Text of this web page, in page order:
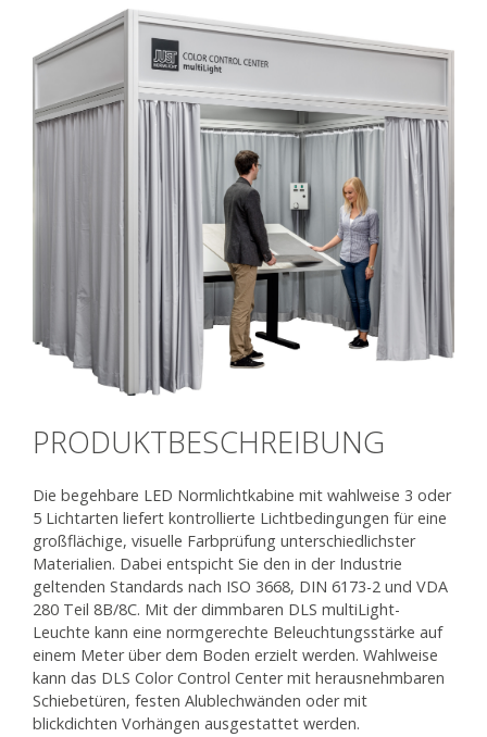
Kontakt
PRODUKTBESCHREIBUNG
Die begehbare LED Normlichtkabine mit wahlweise 3 oder
5 Lichtarten liefert kontrollierte Lichtbedingungen für eine
großflächige, visuelle Farbprüfung unterschiedlichster
Materialien. Dabei entspicht Sie den in der Industrie
geltenden Standards nach ISO 3668, DIN 6173-2 und VDA
280 Teil 8B/8C. Mit der dimmbaren DLS multiLight-
Leuchte kann eine normgerechte Beleuchtungsstärke auf
einem Meter über dem Boden erzielt werden. Wahlweise
kann das DLS Color Control Center mit herausnehmbaren
Schiebetüren, festen Alublechwänden oder mit
blickdichten Vorhängen ausgestattet werden.